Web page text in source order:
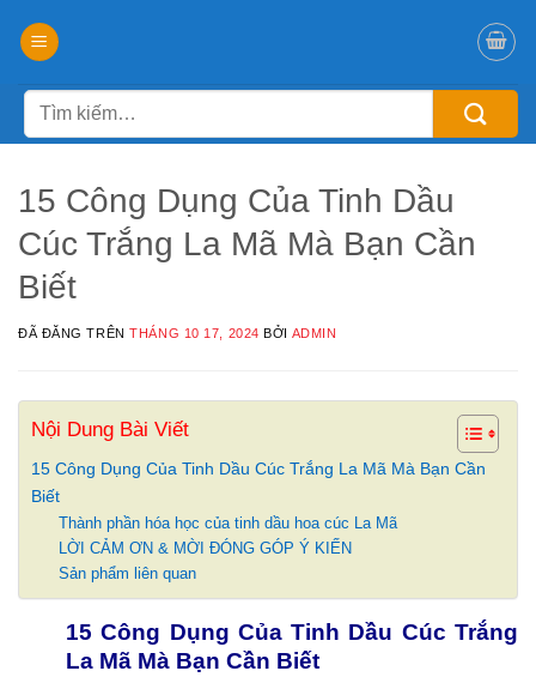
đến
dungTìm
kiếm:
15 Công Dụng Của Tinh Dầu
Cúc Trắng La Mã Mà Bạn Cần
Biết
ĐÃ ĐĂNG TRÊNTHÁNG 10 17, 2024 BỞI ADMIN
Nội Dung Bài Viết
15 Công Dụng Của Tinh Dầu Cúc Trắng La Mã Mà Bạn Cần
Biết
Thành phần hóa học của tinh dầu hoa cúc La Mã
LỜI CẢM ƠN & MỜI ĐÓNG GÓP Ý KIẾN
Sản phẩm liên quan
15 Công Dụng Của Tinh Dầu Cúc Trắng
La Mã Mà Bạn Cần Biết